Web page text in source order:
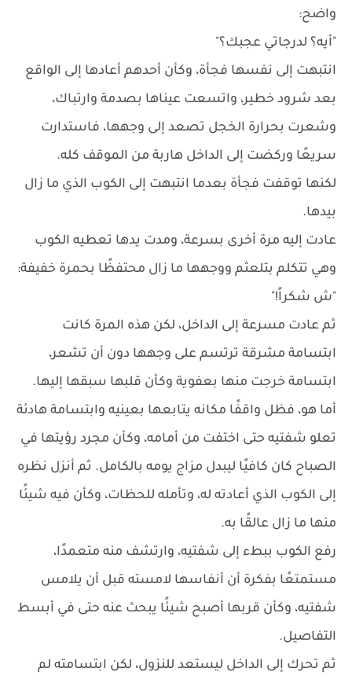
واضح:
"أيه؟ لدرجاتي عجبك؟"
انتبهت إلى نفسها فجأة، وكأن أحدهم أعادها إلى الواقع
بعد شرود خطير، واتسعت عيناها بصدمة وارتباك،
وشعرت بحرارة الخجل تصعد إلى وجهها، فاستدارت
سريعًا وركضت إلى الداخل هاربة من الموقف كله.
لكنها توقفت فجأة بعدما انتبهت إلى الكوب الذي ما زال
بيدها.
عادت إليه مرة أخرى بسرعة، ومدت يدها تعطيه الكوب
وهي تتكلم بتلعثم ووجهها ما زال محتفظًا بحمرة خفيفة:
"ش شكراً!"
ثم عادت مسرعة إلى الداخل، لكن هذه المرة كانت
ابتسامة مشرقة ترتسم على وجهها دون أن تشعر،
ابتسامة خرجت منها بعفوية وكأن قلبها سبقها إليها.
أما هو، فظل واقفًا مكانه يتابعها بعينيه وابتسامة هادئة
تعلو شفتيه حتى اختفت من أمامه، وكأن مجرد رؤيتها في
الصباح كان كافيًا ليبدل مزاج يومه بالكامل. ثم أنزل نظره
إلى الكوب الذي أعادته له، وتأمله للحظات، وكأن فيه شيئًا
منها ما زال عالقًا به.
رفع الكوب ببطء إلى شفتيه، وارتشف منه متعمدًا،
مستمتعًا بفكرة أن أنفاسها لامسته قبل أن يلامس
شفتيه، وكأن قربها أصبح شيئًا يبحث عنه حتى في أبسط
التفاصيل.
ثم تحرك إلى الداخل ليستعد للنزول، لكن ابتسامته لم